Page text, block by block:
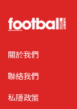
關於我們
聯絡我們
私隱政策